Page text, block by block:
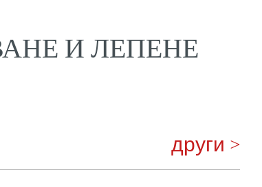
И ЛЕПЕНЕ
други >